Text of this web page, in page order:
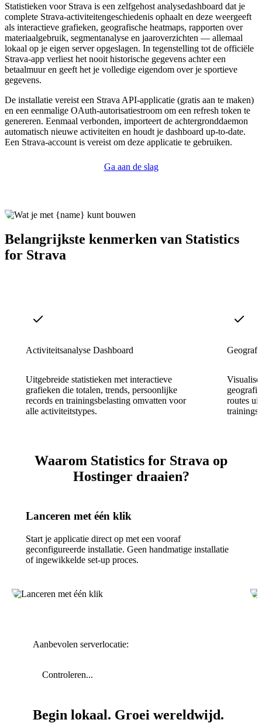
Statistieken voor Strava is een zelfgehost analysedashboard dat je
complete Strava-activiteitengeschiedenis ophaalt en deze weergeeft
als interactieve grafieken, geografische heatmaps, rapporten over
materiaalgebruik, segmentanalyse en jaaroverzichten — allemaal
lokaal op je eigen server opgeslagen. In tegenstelling tot de officiële
Strava-app verliest het nooit historische gegevens achter een
betaalmuur en geeft het je volledige eigendom over je sportieve
gegevens.
De installatie vereist een Strava API-applicatie (gratis aan te maken)
en een eenmalige OAuth-autorisatiestroom om een refresh token te
genereren. Eenmaal verbonden, importeert de achtergronddaemon
automatisch nieuwe activiteiten en houdt je dashboard up-to-date.
Een Strava-account is vereist om deze applicatie te gebruiken.
Ga aan de slag
Belangrijkste kenmerken van Statistics
for Strava
Activiteitsanalyse Dashboard
Uitgebreide statistieken met interactieve
grafieken die totalen, trends, persoonlijke
records en trainingsbelasting omvatten voor
alle activiteitstypes.
routes
Waarom Statistics for Strava op
Hostinger draaien?
Lanceren met één klik
Start je applicatie direct op met een vooraf
geconfigureerde installatie. Geen handmatige installatie
of ingewikkelde set-up proces.
Aanbevolen serverlocatie:
Controleren...
Begin lokaal. Groei wereldwijd.